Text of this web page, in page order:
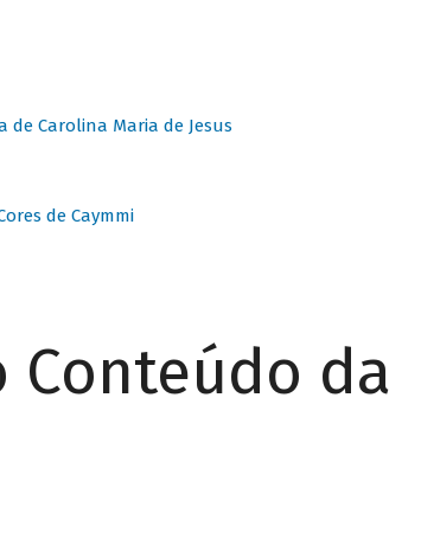
de Carolina Maria de Jesus
de Caymmi
da